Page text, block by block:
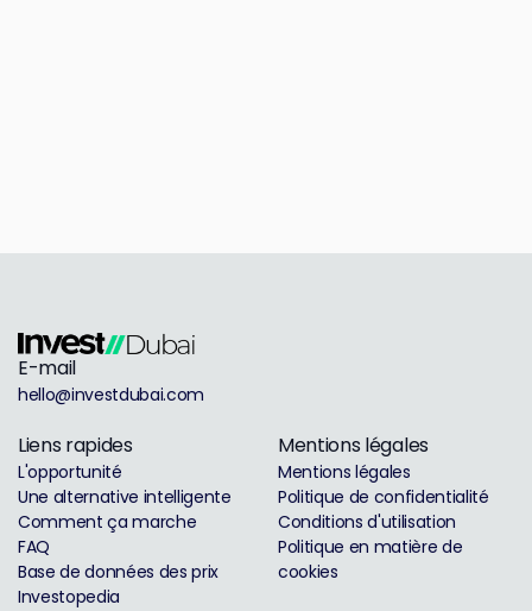
E-mail
hello@investdubai.com
Liens rapides
L'opportunité
Une alternative intelligente
Comment ça marche
FAQ
Base de données des prix
Investopedia
Mentions légales
Mentions légales
Politique de confidentialité
Conditions d'utilisation
Politique en matière de
cookies